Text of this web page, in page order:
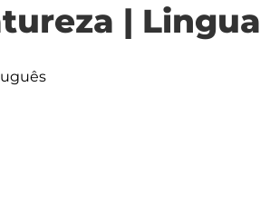
| Lingua